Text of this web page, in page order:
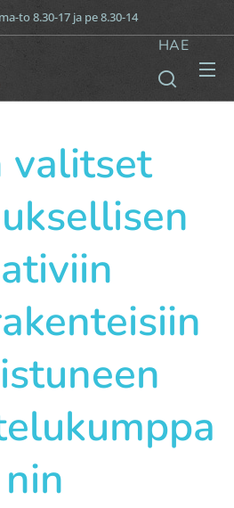
to 8.30-17 ja pe 8.30-14
HAE
valitset
nin